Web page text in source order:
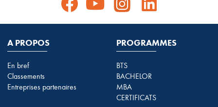
A PROPOS
En bref
Classements
Entreprises partenaires
PROGRAMMES
BTS
BACHELOR
MBA
CERTIFICATS